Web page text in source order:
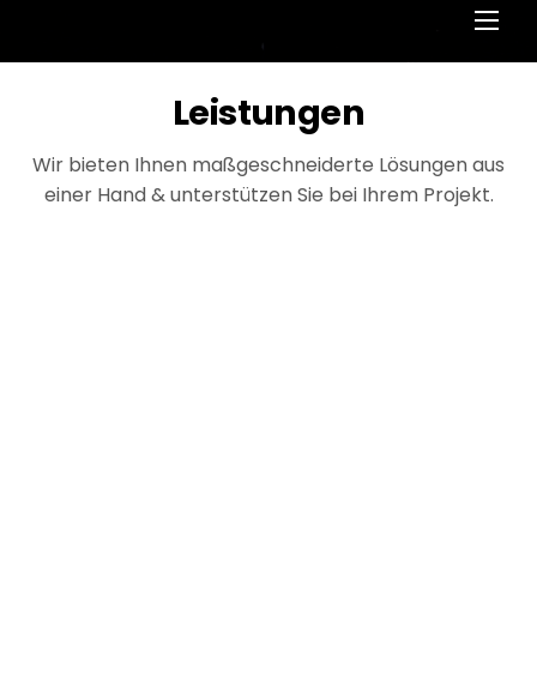
Leistungen
Wir bieten Ihnen maßgeschneiderte Lösungen aus
einer Hand & unterstützen Sie bei Ihrem Projekt.